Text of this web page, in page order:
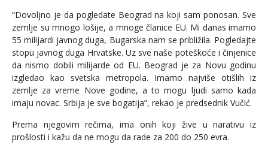
“Dovoljno je da pogledate Beograd na koji sam ponosan. Sve
zemlje su mnogo lošije, a mnoge članice EU. Mi danas imamo
55 milijardi javnog duga, Bugarska nam se približila. Pogledajte
stopu javnog duga Hrvatske. Uz sve naše poteškoće i činjenice
da nismo dobili milijarde od EU. Beograd je za Novu godinu
izgledao kao svetska metropola. Imamo najviše otišlih iz
zemlje za vreme Nove godine, a to mogu ljudi samo kada
imaju novac. Srbija je sve bogatija”, rekao je predsednik Vučić.
Prema njegovim rečima, ima onih koji žive u narativu iz
prošlosti i kažu da ne mogu da rade za 200 do 250 evra.